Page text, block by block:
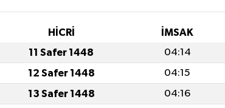
HİCRİ İMSAK
11 Safer 1448 04:14
12 Safer 1448 04:15
13 Safer 1448 04:16